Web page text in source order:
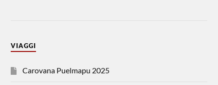
VIAGGI
Carovana Puelmapu 2025